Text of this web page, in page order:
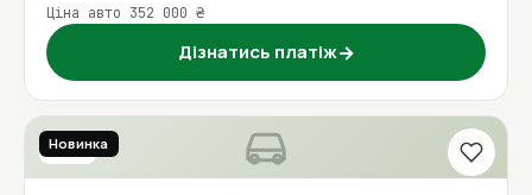
Ціна авто 352 000 ₴
Дізнатись платіж→
2020
Новинка